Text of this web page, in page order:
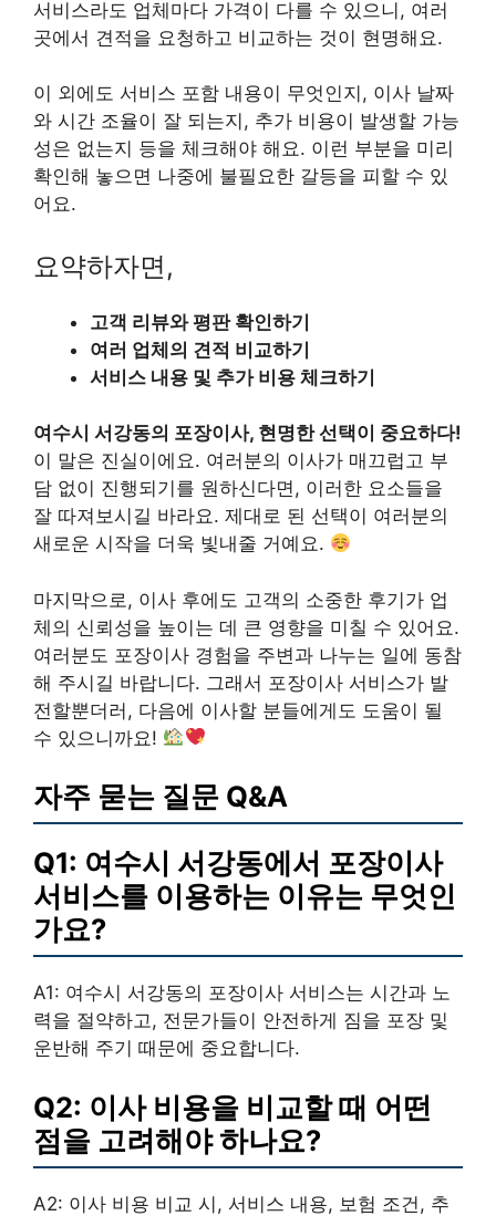
서비스라도 업체마다 가격이 다를 수 있으니, 여러
곳에서 견적을 요청하고 비교하는 것이 현명해요.
이 외에도 서비스 포함 내용이 무엇인지, 이사 날짜
와 시간 조율이 잘 되는지, 추가 비용이 발생할 가능
성은 없는지 등을 체크해야 해요. 이런 부분을 미리
확인해 놓으면 나중에 불필요한 갈등을 피할 수 있
어요.
요약하자면,
고객 리뷰와 평판 확인하기
여러 업체의 견적 비교하기
서비스 내용 및 추가 비용 체크하기
여수시 서강동의 포장이사, 현명한 선택이 중요하다!
이 말은 진실이에요. 여러분의 이사가 매끄럽고 부
담 없이 진행되기를 원하신다면, 이러한 요소들을
잘 따져보시길 바라요. 제대로 된 선택이 여러분의
새로운 시작을 더욱 빛내줄 거예요.
마지막으로, 이사 후에도 고객의 소중한 후기가 업
체의 신뢰성을 높이는 데 큰 영향을 미칠 수 있어요.
여러분도 포장이사 경험을 주변과 나누는 일에 동참
해 주시길 바랍니다. 그래서 포장이사 서비스가 발
전할뿐더러, 다음에 이사할 분들에게도 도움이 될
수 있으니까요!
자주 묻는 질문 Q&A
Q1: 여수시 서강동에서 포장이사
서비스를 이용하는 이유는 무엇인
가요?
A1: 여수시 서강동의 포장이사 서비스는 시간과 노
력을 절약하고, 전문가들이 안전하게 짐을 포장 및
운반해 주기 때문에 중요합니다.
Q2: 이사 비용을 비교할 때 어떤
점을 고려해야 하나요?
A2: 이사 비용 비교 시, 서비스 내용, 보험 조건, 추